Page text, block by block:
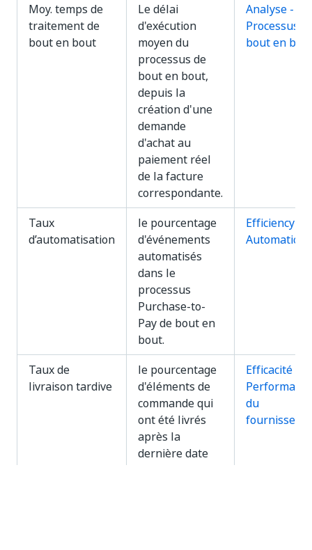
Moy. temps de
traitement de
bout en bout
Le délai
d'exécution
moyen du
processus de
bout en bout,
depuis la
création d'une
demande
d'achat au
paiement réel
de la facture
correspondante.
Analyse -
Processus
bout en
Taux
d’automatisation
le pourcentage
d'événements
automatisés
dans le
processus
Purchase-to-
Pay de bout en
bout.
Efficiency -
Automation
Taux de
livraison tardive
le pourcentage
d'éléments de
commande qui
ont été livrés
après la
dernière date
Efficacité -
du
fournisseur